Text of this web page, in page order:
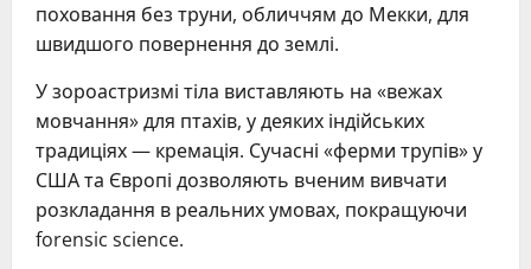
поховання без труни, обличчям до Мекки, для
швидшого повернення до землі.
У зороастризмі тіла виставляють на «вежах
мовчання» для птахів, у деяких індійських
традиціях — кремація. Сучасні «ферми трупів» у
США та Європі дозволяють вченим вивчати
розкладання в реальних умовах, покращуючи
forensic science.